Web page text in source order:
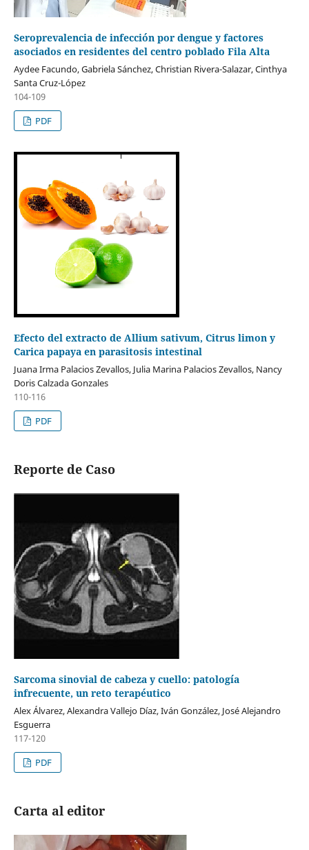
Seroprevalencia de infección por dengue y factores
asociados en residentes del centro poblado Fila Alta
Aydee Facundo, Gabriela Sánchez, Christian Rivera-Salazar, Cinthya
Santa Cruz-López
104-109
PDF
Efecto del extracto de Allium sativum, Citrus limon y
Carica papaya en parasitosis intestinal
Juana Irma Palacios Zevallos, Julia Marina Palacios Zevallos, Nancy
Doris Calzada Gonzales
110-116
PDF
Reporte de Caso
Sarcoma sinovial de cabeza y cuello: patología
infrecuente, un reto terapéutico
Alex Álvarez, Alexandra Vallejo Díaz, Iván González, José Alejandro
Esguerra
117-120
PDF
Carta al editor